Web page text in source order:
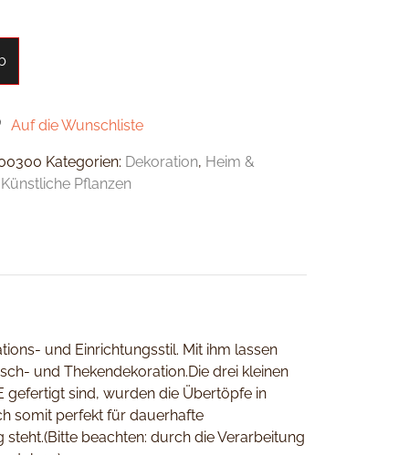
Auf die Wunschliste
Kategorien: Dekoration, Heim &
Künstliche Pflanzen
und Einrichtungsstil. Mit ihm lassen
und Thekendekoration.Die drei kleinen
gefertigt sind, wurden die Übertöpfe in
somit perfekt für dauerhafte
beachten: durch die Verarbeitung